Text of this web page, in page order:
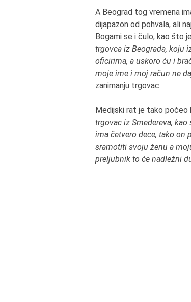
A Beograd tog vremena
dijapazon od pohvala, ali
Bogami se i čulo, kao što
trgovca iz Beograda, koju
oficirima, a uskoro ću i
moje ime i moj račun ne
zanimanju trgovac.
Medijski rat je tako počeo
trgovac iz Smedereva,
ima četvero dece, tako on
sramotiti svoju ženu a
preljubnik to će nadležni